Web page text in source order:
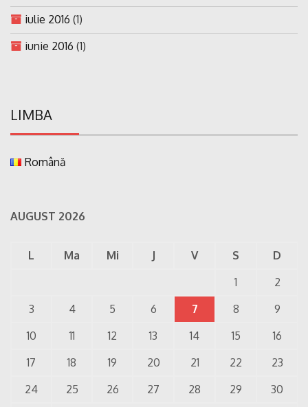
iulie 2016 (1)
iunie 2016 (1)
LIMBA
Română
AUGUST 2026
L Ma Mi J V S
D
1
2
3
4 5 6 7 8
9
10
11 12 13 14 15
16
17
18 19 20 21 22
23
24
25 26 27 28 29 30